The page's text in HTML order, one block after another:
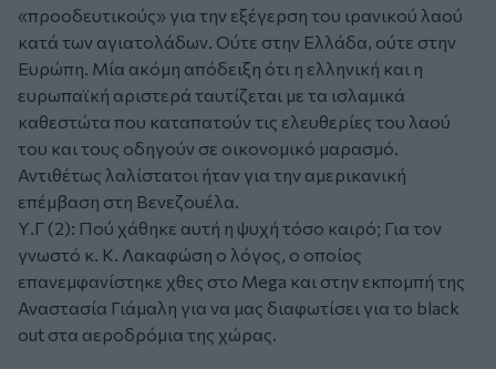
«προοδευτικούς» για την εξέγερση του ιρανικού λαού
κατά των αγιατολάδων. Ούτε στην Ελλάδα, ούτε στην
Ευρώπη. Μία ακόμη απόδειξη ότι η ελληνική και η
ευρωπαϊκή αριστερά ταυτίζεται με τα ισλαμικά
καθεστώτα που καταπατούν τις ελευθερίες του λαού
του και τους οδηγούν σε οικονομικό μαρασμό.
Αντιθέτως λαλίστατοι ήταν για την αμερικανική
επέμβαση στη Βενεζουέλα.
Υ.Γ (2): Πού χάθηκε αυτή η ψυχή τόσο καιρό; Για τον
γνωστό κ. Κ. Λακαφώση ο λόγος, ο οποίος
επανεμφανίστηκε χθες στο Mega και στην εκπομπή της
Αναστασία Γιάμαλη για να μας διαφωτίσει για το black
out στα αεροδρόμια της χώρας.